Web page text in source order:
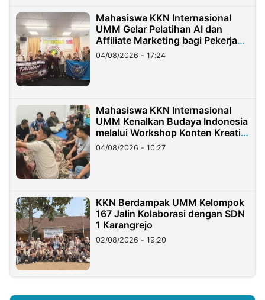
Mahasiswa KKN Internasional
UMM Gelar Pelatihan AI dan
Affiliate Marketing bagi Pekerja
Migran Indonesia di Taiwan
04/08/2026 - 17:24
Mahasiswa KKN Internasional
UMM Kenalkan Budaya Indonesia
melalui Workshop Konten Kreatif
di Taiwan
04/08/2026 - 10:27
KKN Berdampak UMM Kelompok
167 Jalin Kolaborasi dengan SDN
1 Karangrejo
02/08/2026 - 19:20